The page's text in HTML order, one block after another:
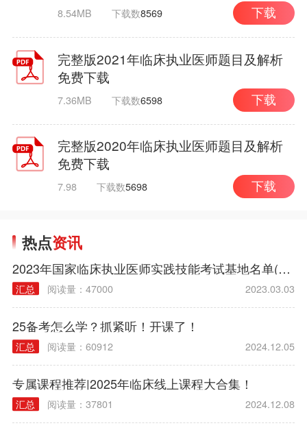
8.54MB 下载数8569 下载
完整版2021年临床执业医师题目及解析
免费下载
7.36MB 下载数6598 下载
完整版2020年临床执业医师题目及解析
免费下载
7.98 下载数5698 下载
热点资讯
2023年国家临床执业医师实践技能考试基地名单(西医部分)
汇总 阅读量：47000 2023.03.03
25备考怎么学？抓紧听！开课了！
汇总 阅读量：60912 2024.12.05
专属课程推荐|2025年临床线上课程大合集！
汇总 阅读量：37801 2024.12.08